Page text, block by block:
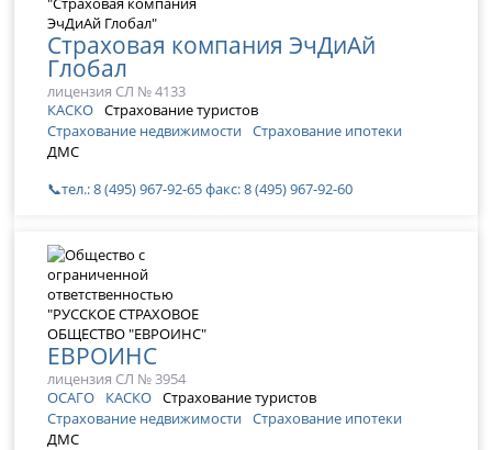
Страховая компания ЭчДиАй
Глобал
лицензия СЛ № 4133
КАСКО Страхование туристов
Страхование недвижимости Страхование ипотеки
ДМС
📞тел.: 8 (495) 967-92-65 факс: 8 (495) 967-92-60
ЕВРОИНС
лицензия СЛ № 3954
ОСАГО
КАСКО Страхование туристов
Страхование недвижимости Страхование ипотеки
ДМС